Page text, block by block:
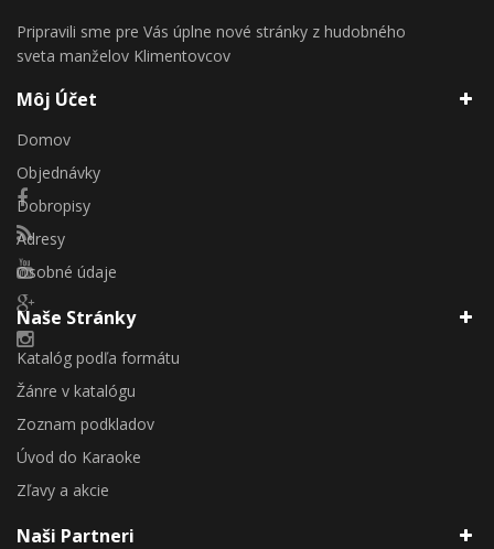
Pripravili sme pre Vás úplne nové stránky z hudobného
sveta manželov Klimentovcov
Môj Účet
Domov
Objednávky
Dobropisy
Adresy
Osobné údaje
Naše Stránky
Katalóg podľa formátu
Žánre v katalógu
Zoznam podkladov
Úvod do Karaoke
Zľavy a akcie
Naši Partneri